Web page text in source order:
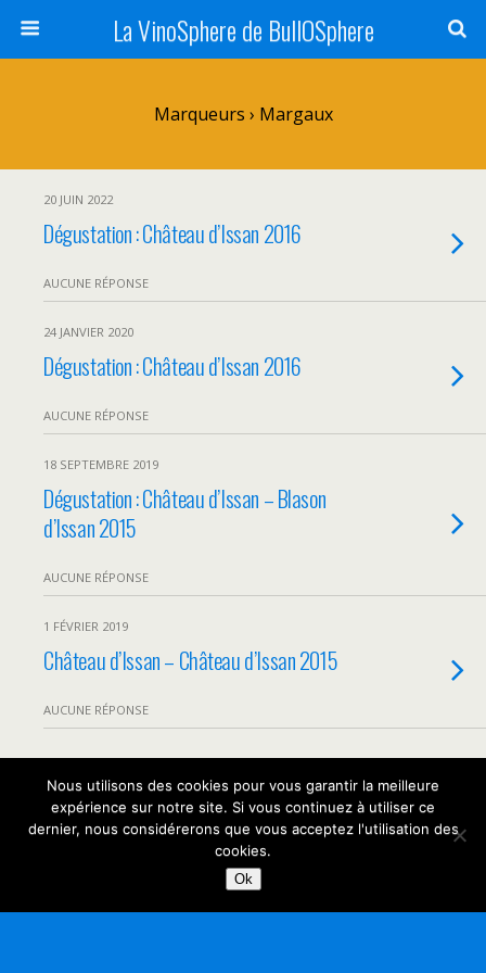
La VinoSphere de BullOSphere
Marqueurs › Margaux
20 JUIN 2022
Dégustation : Château d’Issan 2016
AUCUNE RÉPONSE
24 JANVIER 2020
Dégustation : Château d’Issan 2016
AUCUNE RÉPONSE
18 SEPTEMBRE 2019
Dégustation : Château d’Issan – Blason
d’Issan 2015
AUCUNE RÉPONSE
1 FÉVRIER 2019
Château d’Issan – Château d’Issan 2015
AUCUNE RÉPONSE
Retour au début
Nous utilisons des cookies pour vous garantir la meilleure
expérience sur notre site. Si vous continuez à utiliser ce
dernier, nous considérerons que vous acceptez l'utilisation des
cookies.
Ok